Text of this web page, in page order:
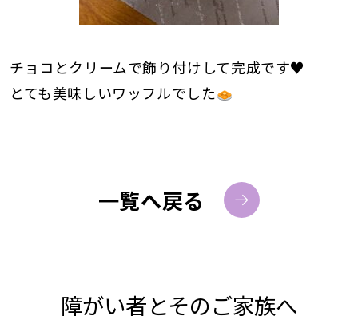
チョコとクリームで飾り付けして完成です♥️
とても美味しいワッフルでした
一覧へ戻る
障がい者とそのご家族へ